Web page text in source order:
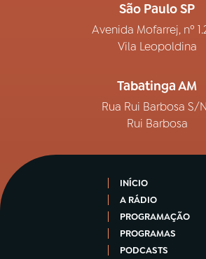
São Paulo SP
Avenida Mofarrej, nº
Vila Leopoldina
Tabatinga AM
Rua Rui Barbosa S/
Rui Barbosa
INÍCIO
A RÁDIO
PROGRAMAÇÃO
PROGRAMAS
PODCASTS